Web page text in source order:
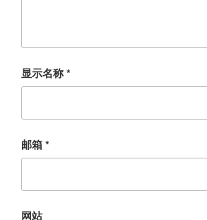
显示名称*
邮箱*
网站